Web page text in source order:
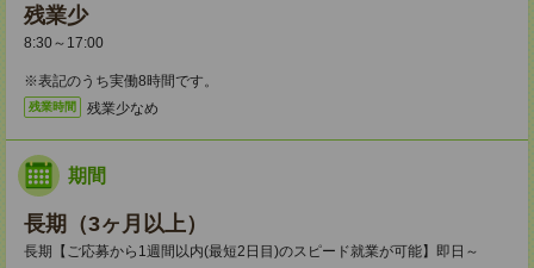
残業少
8:30～17:00
※表記のうち実働8時間です。
残業時間 残業少なめ
期間
長期（3ヶ月以上）
長期【ご応募から1週間以内(最短2日目)のスピード就業が可能】即日～